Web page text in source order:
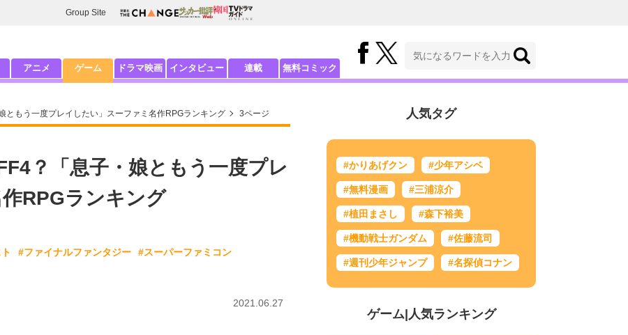
Group Site
アニメ ゲーム ドラマ映画 インタビュー 連載 無料コミック
ともう一度プレイしたい」スーファミ名作RPGランキング 3ページ
？「息子・娘ともう一度プレ
RPGランキング
#ファイナルファンタジー #スーパーファミコン
2021.06.27
人気タグ
#かりあげクン #少年アシベ
#無料漫画 #三浦涼介
#植田まさし #森下裕美
#機動戦士ガンダム #佐藤流司
#週刊少年ジャンプ #名探偵コナン
ゲーム| 人気ランキング